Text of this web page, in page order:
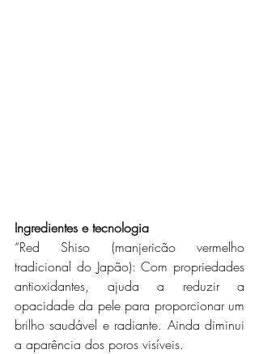
Ingredientes e tecnologia
“Red Shiso (manjericão vermelho
tradicional do Japão): Com propriedades
antioxidantes, ajuda a reduzir a
opacidade da pele para proporcionar um
brilho saudável e radiante. Ainda diminui
a aparência dos poros visíveis.